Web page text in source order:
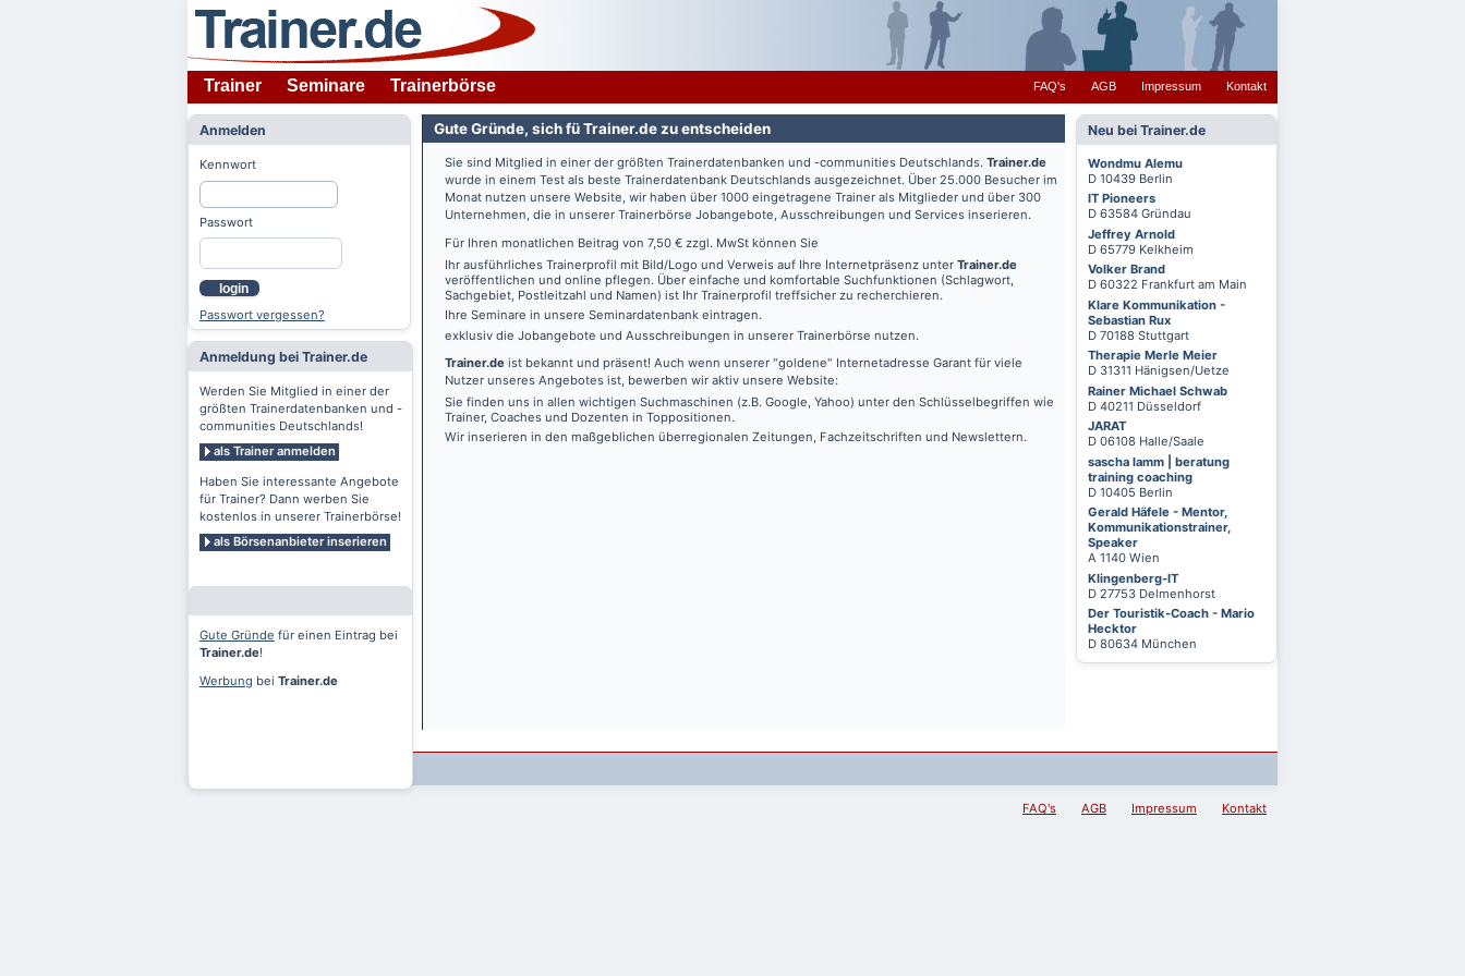
Trainer Seminare Trainerbörse FAQ's AGB Impressum Kontakt
Anmelden
Kennwort
Passwort
login
Passwort vergessen?
Anmeldung bei Trainer.de
Werden Sie Mitglied in einer der
größten Trainerdatenbanken und -
communities Deutschlands!
als Trainer anmelden
Haben Sie interessante Angebote
für Trainer? Dann werben Sie
kostenlos in unserer Trainerbörse!
als Börsenanbieter inserieren
Gute Gründe für einen Eintrag bei
Trainer.de!
Werbung bei Trainer.de
Neu bei Trainer.de
Wondmu Alemu
D 10439 Berlin
IT Pioneers
D 63584 Gründau
Jeffrey Arnold
D 65779 Kelkheim
Volker Brand
D 60322 Frankfurt am Main
Klare Kommunikation -
Sebastian Rux
D 70188 Stuttgart
Therapie Merle Meier
D 31311 Hänigsen/Uetze
Rainer Michael Schwab
D 40211 Düsseldorf
JARAT
D 06108 Halle/Saale
sascha lamm | beratung
training coaching
D 10405 Berlin
Gerald Häfele - Mentor,
Kommunikationstrainer,
Speaker
A 1140 Wien
Klingenberg-IT
D 27753 Delmenhorst
Der Touristik-Coach - Mario
Hecktor
D 80634 München
Gute Gründe, sich fü Trainer.de zu entscheiden
Sie sind Mitglied in einer der größten Trainerdatenbanken und -communities Deutschlands. Trainer.de
wurde in einem Test als beste Trainerdatenbank Deutschlands ausgezeichnet. Über 25.000 Besucher im
Monat nutzen unsere Website, wir haben über 1000 eingetragene Trainer als Mitglieder und über 300
Unternehmen, die in unserer Trainerbörse Jobangebote, Ausschreibungen und Services inserieren.
Für Ihren monatlichen Beitrag von 7,50 € zzgl. MwSt können Sie
Ihr ausführliches Trainerprofil mit Bild/Logo und Verweis auf Ihre Internetpräsenz unter Trainer.de
veröffentlichen und online pflegen. Über einfache und komfortable Suchfunktionen (Schlagwort,
Sachgebiet, Postleitzahl und Namen) ist Ihr Trainerprofil treffsicher zu recherchieren.
Ihre Seminare in unsere Seminardatenbank eintragen.
exklusiv die Jobangebote und Ausschreibungen in unserer Trainerbörse nutzen.
Trainer.de ist bekannt und präsent! Auch wenn unserer "goldene" Internetadresse Garant für viele
Nutzer unseres Angebotes ist, bewerben wir aktiv unsere Website:
Sie finden uns in allen wichtigen Suchmaschinen (z.B. Google, Yahoo) unter den Schlüsselbegriffen wie
Trainer, Coaches und Dozenten in Toppositionen.
Wir inserieren in den maßgeblichen überregionalen Zeitungen, Fachzeitschriften und Newslettern.
FAQ's AGB Impressum Kontakt